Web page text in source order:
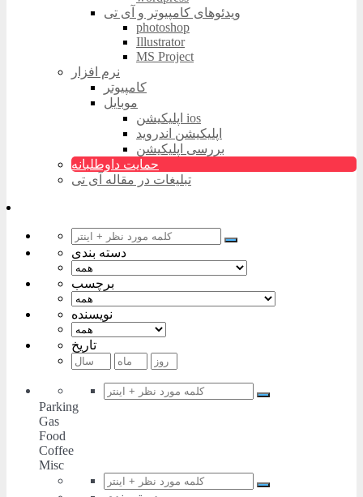
ویدئوهای کامپیوتر و آی تی
photoshop
Illustrator
MS Project
نرم افزار
کامپیوتر
موبایل
اپلیکیشن ios
اپلیکیشن اندروید
بررسی اپلیکیشن
حمایت داوطلبانه
تبلیغات در مقاله آی تی
دسته بندی
برچسب
نویسنده
تاریخ
Parking
Gas
Food
Coffee
Misc